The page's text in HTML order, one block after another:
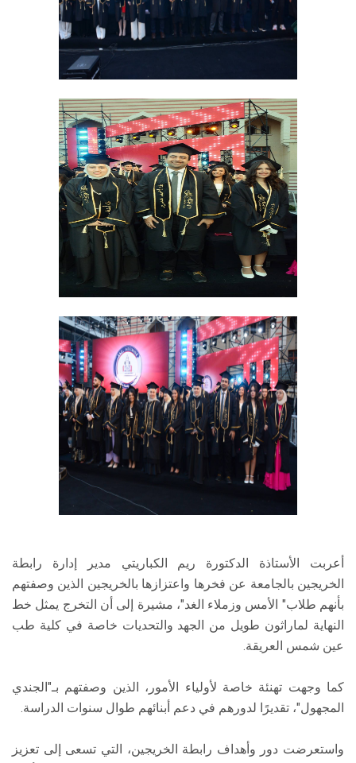
أعربت الأستاذة الدكتورة ريم الكباريتي مدير إدارة رابطة
الخريجين بالجامعة عن فخرها واعتزازها بالخريجين الذين وصفتهم
بأنهم طلاب" الأمس وزملاء الغد"، مشيرة إلى أن التخرج يمثل خط
النهاية لماراثون طويل من الجهد والتحديات خاصة في كلية طب
عين شمس العريقة.
كما وجهت تهنئة خاصة لأولياء الأمور، الذين وصفتهم بـ"الجندي
المجهول"، تقديرًا لدورهم في دعم أبنائهم طوال سنوات الدراسة.
واستعرضت دور وأهداف رابطة الخريجين، التي تسعى إلى تعزيز